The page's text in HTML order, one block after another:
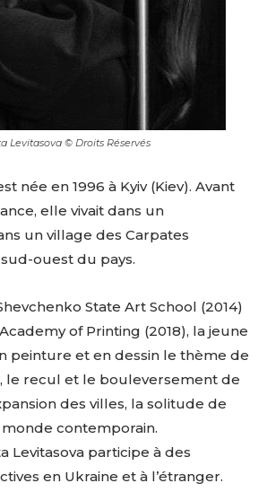
Levitasova © Droits Réservés
née en 1996 à Kyiv (Kiev). Avant
elle vivait dans un
un village des Carpates
ouest du pays.
State Art School (2014)
of Printing (2018), la jeune
peinture et en dessin le thème de
le recul et le bouleversement de
des villes, la solitude de
monde contemporain.
Levitasova participe à des
en Ukraine et à l’étranger.